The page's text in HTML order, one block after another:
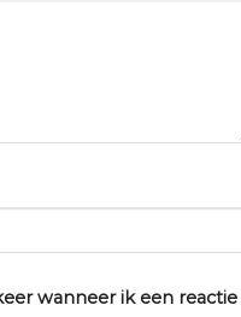
wanneer ik een reactie